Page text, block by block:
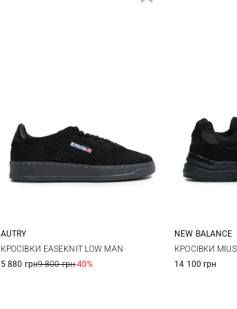
40 41 42
AUTRY
КРОСІВКИ EASEKNIT LOW MAN
5 880 грн9 800 грн-40%
8 US 8,5
NEW BALANCE
КРОСІВКИ
14 100 грн